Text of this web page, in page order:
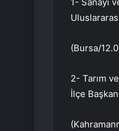
(Bursa/
2- Tarım
İlçe